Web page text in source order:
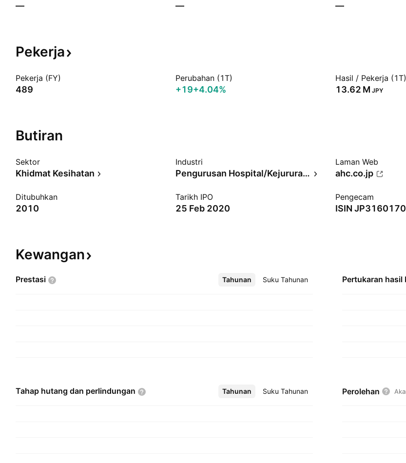
— — —
Pekerja
Pekerja (FY)
489
Perubahan (1T)
+19+4.04%
Hasil / Pekerja (1T)
‪13.62 M‬ JPY
Butiran
Sektor
Khidmat Kesihatan
Industri
Pengurusan Hospital/Kejururawatan
Laman Web
ahc.co.jp
Ditubuhkan
2010
Tarikh IPO
25 Feb 2020
Pengecam
ISIN
Kewangan
Prestasi Tahunan Suku Tahunan
Lebih Pertukaran hasil
Tahap hutang dan perlindungan Tahunan Suku Tahunan
Lebih Perolehan